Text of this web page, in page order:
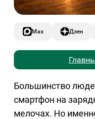
Max Дзен
Большинство
смартфон на
мелочах. Но